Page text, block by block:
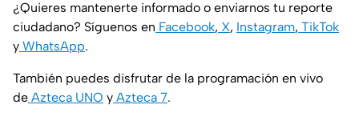
¿Quieres mantenerte informado o enviarnos tu reporte
ciudadano? Síguenos en Facebook, X, Instagram, TikTok
y WhatsApp.
También puedes disfrutar de la programación en vivo
de Azteca UNO y Azteca 7.